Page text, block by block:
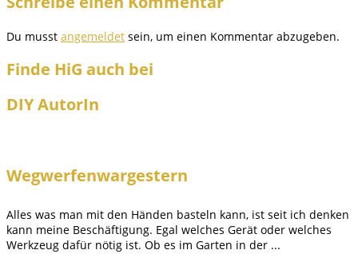
Du musst angemeldet sein, um einen Kommentar abzugeben.
Finde HiG auch bei
DIY AutorIn
Wegwerfenwargestern
Alles was man mit den Händen basteln kann, ist seit ich denken
kann meine Beschäftigung. Egal welches Gerät oder welches
Werkzeug dafür nötig ist. Ob es im Garten in der ...